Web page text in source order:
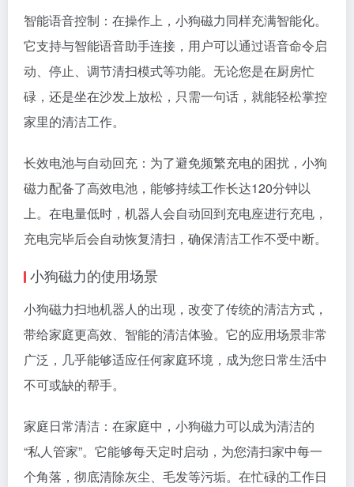
智能语音控制：在操作上，小狗磁力同样充满智能化。
它支持与智能语音助手连接，用户可以通过语音命令启
动、停止、调节清扫模式等功能。无论您是在厨房忙
碌，还是坐在沙发上放松，只需一句话，就能轻松掌控
家里的清洁工作。
长效电池与自动回充：为了避免频繁充电的困扰，小狗
磁力配备了高效电池，能够持续工作长达120分钟以
上。在电量低时，机器人会自动回到充电座进行充电，
充电完毕后会自动恢复清扫，确保清洁工作不受中断。
小狗磁力的使用场景
小狗磁力扫地机器人的出现，改变了传统的清洁方式，
带给家庭更高效、智能的清洁体验。它的应用场景非常
广泛，几乎能够适应任何家庭环境，成为您日常生活中
不可或缺的帮手。
家庭日常清洁：在家庭中，小狗磁力可以成为清洁的
“私人管家”。它能够每天定时启动，为您清扫家中每一
个角落，彻底清除灰尘、毛发等污垢。在忙碌的工作日